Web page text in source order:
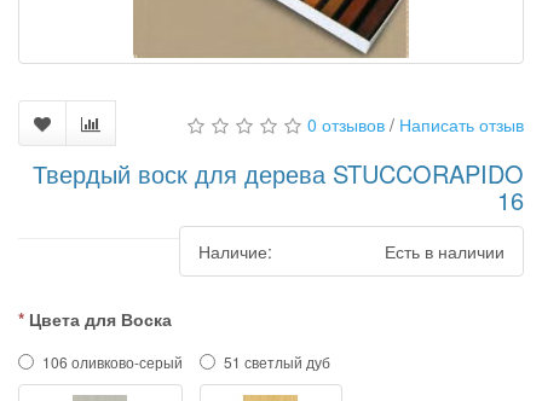
0 отзывов / Написать отзыв
Твердый воск для дерева STUCCORAPIDO
16
Наличие: Есть в наличии
Цвета для Воска
106 оливково-серый 51 светлый дуб